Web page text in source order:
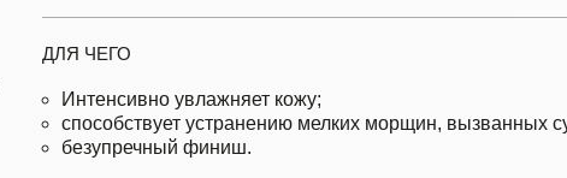
ДЛЯ ЧЕГО
Интенсивно увлажняет кожу;
cпособствует устранению мелких морщин, вызванных
безупречный финиш.